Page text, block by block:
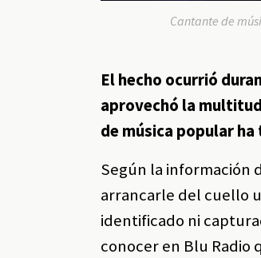
Cantante de
El hecho ocurrió
aprovechó la
de música popular
Según la información
arrancarle del cuello
identificado ni
conocer en Blu Radio